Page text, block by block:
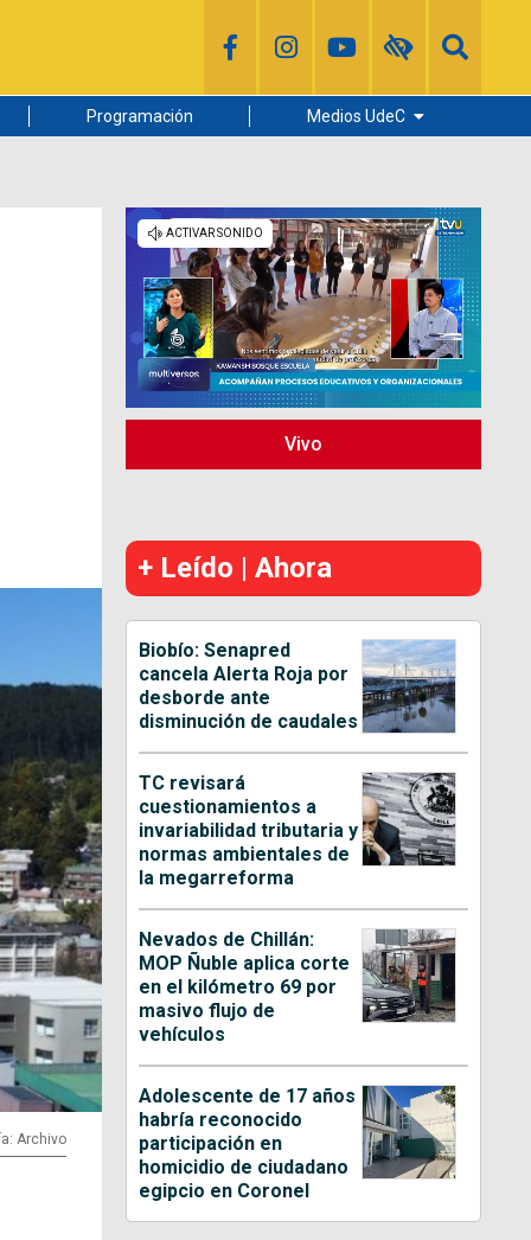
Programación Medios UdeC
Radio UdeC
Noticias UdeC
La Discusión
Archivo
Vivo
+ Leído | Ahora
Biobío: Senapred
cancela Alerta Roja por
desborde ante
disminución de caudales
TC revisará
cuestionamientos a
invariabilidad tributaria y
normas ambientales de
la megarreforma
Nevados de Chillán:
MOP Ñuble aplica corte
en el kilómetro 69 por
masivo flujo de
vehículos
Adolescente de 17 años
habría reconocido
participación en
homicidio de ciudadano
egipcio en Coronel